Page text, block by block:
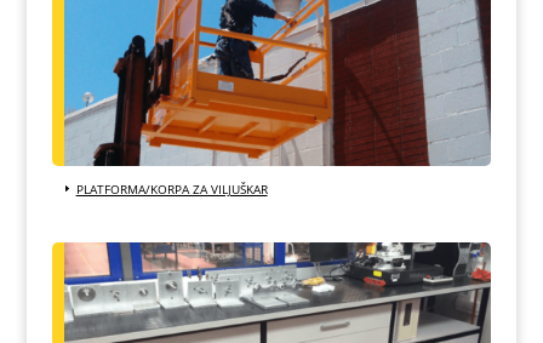
PLATFORMA/KORPA ZA VILJUŠKAR